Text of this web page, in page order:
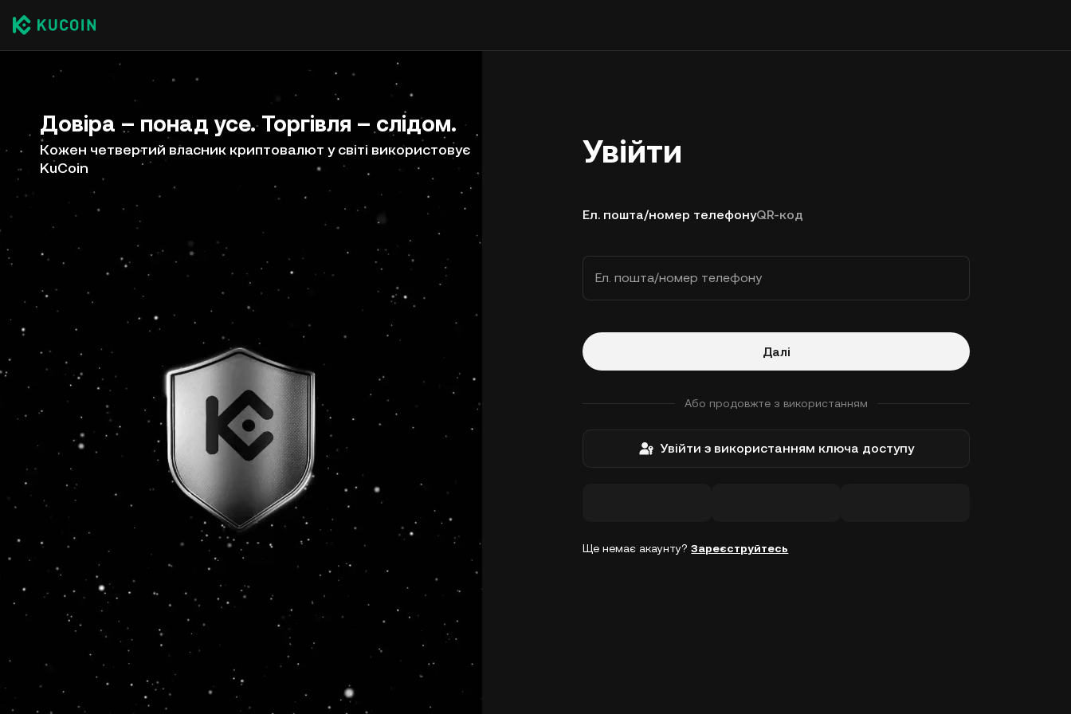
Довіра – понад усе. Торгівля – слідом.
Кожен четвертий власник криптовалют у світі використовує
KuCoin
Увійти
Ел. пошта/номер телефонуQR-код
Ел. пошта/номер телефону
Далі
Або продовжте з використанням
Увійти з використанням ключа доступу
Ще немає акаунту?Зареєструйтесь